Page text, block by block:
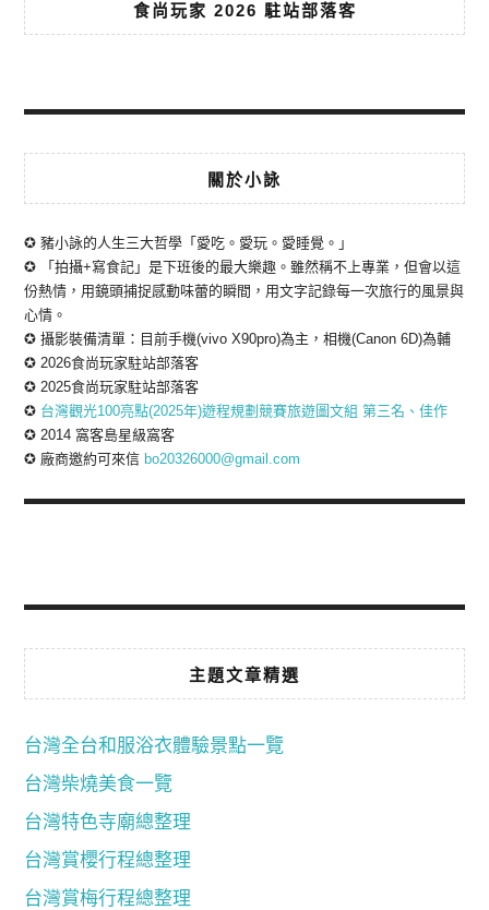
食尚玩家 2026 駐站部落客
關於小詠
✪ 豬小詠的人生三大哲學「愛吃。愛玩。愛睡覺。」
✪ 「拍攝+寫食記」是下班後的最大樂趣。雖然稱不上專業，但會以這
份熱情，用鏡頭捕捉感動味蕾的瞬間，用文字記錄每一次旅行的風景與
心情。
✪ 攝影裝備清單：目前手機(vivo X90pro)為主，相機(Canon 6D)為輔
✪ 2026食尚玩家駐站部落客
✪ 2025食尚玩家駐站部落客
✪ 台灣觀光100亮點(2025年)遊程規劃競賽旅遊圖文組 第三名、佳作
✪ 2014 窩客島星級窩客
✪ 廠商邀約可來信 bo20326000@gmail.com
主題文章精選
台灣全台和服浴衣體驗景點一覽
台灣柴燒美食一覽
台灣特色寺廟總整理
台灣賞櫻行程總整理
台灣賞梅行程總整理